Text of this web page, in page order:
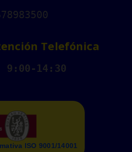
Telefónica
9:00-14:30
ISO 9001/14001